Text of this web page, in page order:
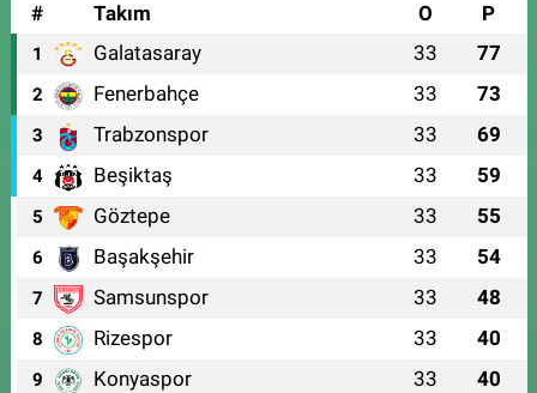
#
Takım O P
1 Galatasaray 33 77
2 Fenerbahçe 33 73
3 Trabzonspor 33 69
4 Beşiktaş 33 59
5 Göztepe 33 55
6 Başakşehir 33 54
7 Samsunspor 33 48
8 Rizespor 33 40
9 Konyaspor 33 40